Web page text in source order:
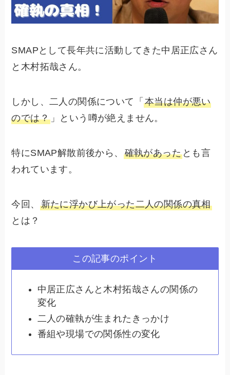
SMAPとして長年共に活動してきた中居正広さん
と木村拓哉さん。
しかし、二人の関係について「本当は仲が悪い
のでは？ 」という噂が絶えません。
特にSMAP解散前後から、 確執があった とも言
われています。
今回、 新たに浮かび上がった二人の関係の真相
とは？
この記事のポイント
中居正広さんと木村拓哉さんの関係の
変化
二人の確執が生まれたきっかけ
番組や現場での関係性の変化